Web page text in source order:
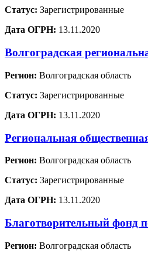
Статус: Зарегистрированные
Дата ОГРН: 13.11.2020
Волгоградская
Регион: Волгоградская область
Статус: Зарегистрированные
Дата ОГРН: 13.11.2020
Региональная
Регион: Волгоградская область
Статус: Зарегистрированные
Дата ОГРН: 13.11.2020
Благотворительный
Регион: Волгоградская область